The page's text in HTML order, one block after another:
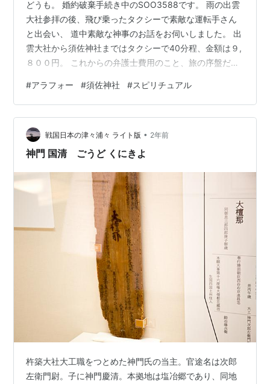
どうも。 婚約破棄手続き中のSOO3588です。 雨の出雲
大社参拝の後、飛び乗ったタクシーで素敵な運転手さん
と出会い、 道中素敵な神事のお話をお伺いしました。 出
雲大社から須佐神社まではタクシーで40分程、金額は９,
８００円。 これからの弁護士費用のこと、旅の序盤だと
乗り切るため、何より須佐男様にお詣りするための必要
経費！と思いました。 須佐神社は思っていたよりも小さ
なお社でしたが、裏の大杉や、向かいの天照大神様のお
社、周りのお家も含め地域一帯で須佐男様をお祀りして
いる感じがして不思議な空気でした。 なんとか雨が上が
#アラフォー #須佐神社 #スピリチュアル
戦国日本の津々浦々 ライト版 • 2年前
神門 国清 ごうど くにきよ
杵築大社大工職をつとめた神門氏の当主。官途名は次郎
左衛門尉。子に神門慶清。本拠地は塩冶郷であり、同地